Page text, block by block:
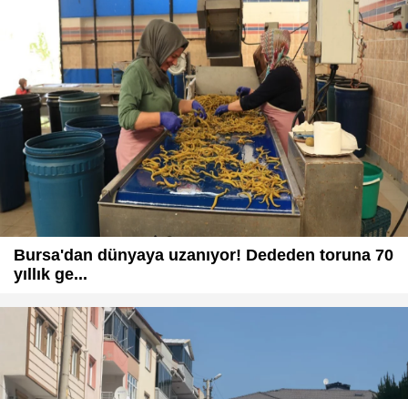
Bursa'dan dünyaya uzanıyor! Dededen toruna 70
yıllık ge...